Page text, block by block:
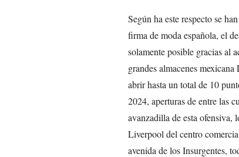
Según ha este respecto se
firma de moda española, el
solamente posible gracias al
grandes almacenes
abrir hasta un total de 10
2024, aperturas de entre las
avanzadilla de esta ofensiva,
Liverpool del centro
avenida de los Insurgentes,